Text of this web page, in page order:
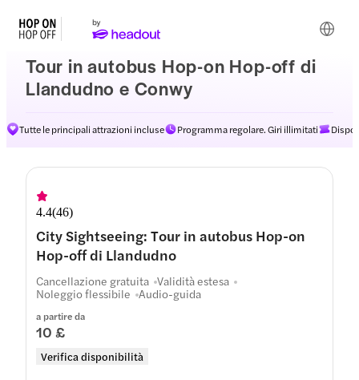
Tour in autobus Hop-on Hop-off di
Llandudno e Conwy
Tutte le principali attrazioni incluse Programma regolare. Giri illimitati
4.4(46)
City Sightseeing: Tour in autobus Hop-on
Hop-off di Llandudno
a partire da
10 £
Verifica disponibilità
Cancellazione gratuita Validità estesa
Noleggio flessibile Audio-guida